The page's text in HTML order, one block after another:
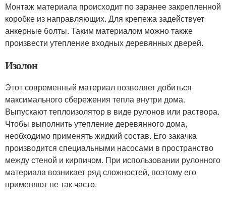
Монтаж материала происходит по заранее закрепленной
коробке из направляющих. Для крепежа задействует
анкерные болты. Таким материалом можно также
произвести утепление входных деревянных дверей.
Изолон
Этот современный материал позволяет добиться
максимального сбережения тепла внутри дома.
Выпускают теплоизолятор в виде рулонов или раствора.
Чтобы выполнить утепление деревянного дома,
необходимо применять жидкий состав. Его закачка
производится специальными насосами в пространство
между стеной и кирпичом. При использовании рулонного
материала возникает ряд сложностей, поэтому его
применяют не так часто.